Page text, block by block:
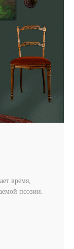
время,
поэзии.